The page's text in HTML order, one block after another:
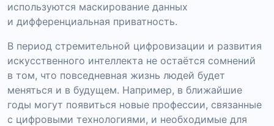
используются маскирование данных
и дифференциальная приватность.
В период стремительной цифровизации и развития
искусственного интеллекта не остаётся сомнений
в том, что повседневная жизнь людей будет
меняться и в будущем. Например, в ближайшие
годы могут появиться новые профессии, связанные
с цифровыми технологиями, и необходимые для